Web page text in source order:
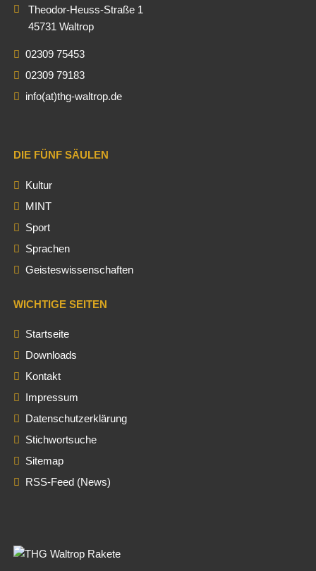
Theodor-Heuss-Straße 1
45731 Waltrop
02309 75453
02309 79183
info(at)thg-waltrop.de
DIE FÜNF SÄULEN
Kultur
MINT
Sport
Sprachen
Geisteswissenschaften
WICHTIGE SEITEN
Startseite
Downloads
Kontakt
Impressum
Datenschutzerklärung
Stichwortsuche
Sitemap
RSS-Feed (News)